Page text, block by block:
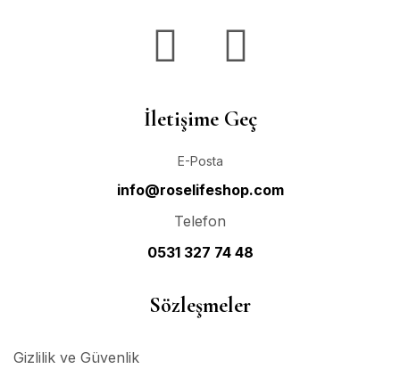
İletişime Geç
E-Posta
info@roselifeshop.com
Telefon
0531 327 74 48
Sözleşmeler
Gizlilik ve Güvenlik